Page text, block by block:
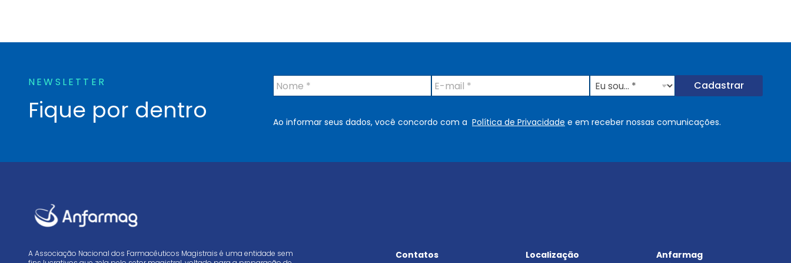
NEWSLETTER
Fique por dentro
N
o
*
E
-
i
E
u
u
Cadastrar
Ao informar seus dados, você concordo com a Política de Privacidade e em receber nossas comunicações.
A Associação Nacional dos Farmacêuticos Magistrais é uma entidade sem
Contatos
Localização
Anfarmag